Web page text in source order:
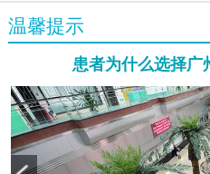
温馨提示
患者为什么选择广